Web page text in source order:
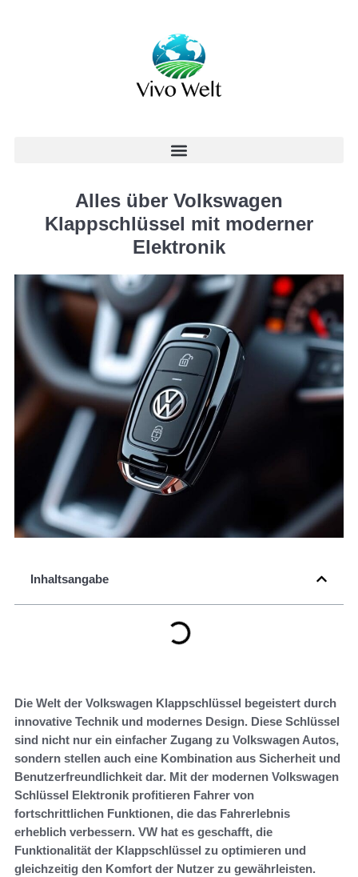
Alles über Volkswagen
Klappschlüssel mit moderner
Elektronik
Inhaltsangabe
Die Welt der Volkswagen Klappschlüssel begeistert durch
innovative Technik und modernes Design. Diese Schlüssel
sind nicht nur ein einfacher Zugang zu Volkswagen Autos,
sondern stellen auch eine Kombination aus Sicherheit und
Benutzerfreundlichkeit dar. Mit der modernen Volkswagen
Schlüssel Elektronik profitieren Fahrer von
fortschrittlichen Funktionen, die das Fahrerlebnis
erheblich verbessern. VW hat es geschafft, die
Funktionalität der Klappschlüssel zu optimieren und
gleichzeitig den Komfort der Nutzer zu gewährleisten.